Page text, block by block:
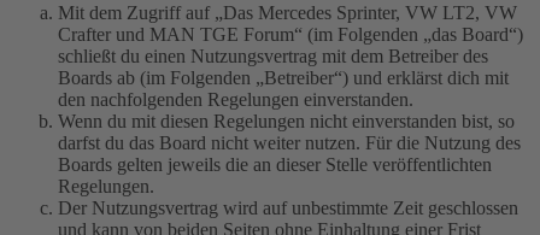
Mit dem Zugriff auf „Das Mercedes Sprinter, VW LT2, VW
Crafter und MAN TGE Forum“ (im Folgenden „das Board“)
schließt du einen Nutzungsvertrag mit dem Betreiber des
Boards ab (im Folgenden „Betreiber“) und erklärst dich mit
den nachfolgenden Regelungen einverstanden.
Wenn du mit diesen Regelungen nicht einverstanden bist, so
darfst du das Board nicht weiter nutzen. Für die Nutzung des
Boards gelten jeweils die an dieser Stelle veröffentlichten
Regelungen.
Der Nutzungsvertrag wird auf unbestimmte Zeit geschlossen
und kann von beiden Seiten ohne Einhaltung einer Frist